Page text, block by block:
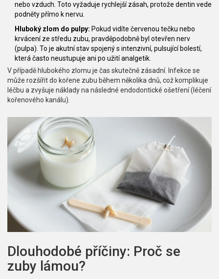
nebo vzduch. Toto vyžaduje rychlejší zásah, protože dentin vede
podněty přímo k nervu.
Hluboký zlom do pulpy: Pokud vidíte červenou tečku nebo
krvácení ze středu zubu, pravděpodobně byl otevřen nerv
(pulpa). To je akutní stav spojený s intenzivní, pulsující bolestí,
která často neustupuje ani po užití analgetik.
V případě hlubokého zlomu je čas skutečně zásadní. Infekce se
může rozšířit do kořene zubu během několika dnů, což komplikuje
léčbu a zvyšuje náklady na následné endodontické ošetření (léčení
kořenového kanálu).
Dlouhodobé příčiny: Proč se
zuby lámou?